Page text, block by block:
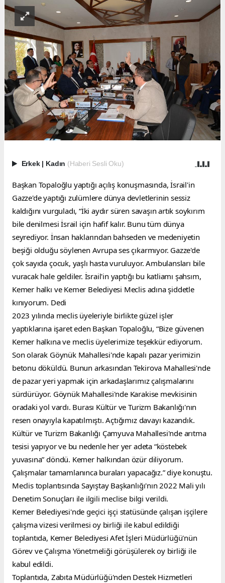
Erkek Kadın (Haberi Sesli Oku)
Başkan Topaloğlu yaptığı açılış konuşmasında, İsrail'in
Gazze'de yaptığı zulümlere dünya devletlerinin sessiz
kaldığını vurguladı, “İki aydır süren savaşın artık soykırım
bile denilmesi İsrail için hafif kalır. Bunu tüm dünya
seyrediyor. İnsan haklarından bahseden ve medeniyetin
beşiği olduğu söylenen Avrupa ses çıkarmıyor. Gazze'de
çok sayıda çocuk, yaşlı hasta vuruluyor. Ambulansları bile
vuracak hale geldiler. İsrail'in yaptığı bu katliamı şahsım,
Kemer halkı ve Kemer Belediyesi Meclis adına şiddetle
kınıyorum. Dedi
2023 yılında meclis üyeleriyle birlikte güzel işler
yaptıklarına işaret eden Başkan Topaloğlu, “Bize güvenen
Kemer halkına ve meclis üyelerimize teşekkür ediyorum.
Son olarak Göynük Mahallesi'nde kapalı pazar yerimizin
betonu döküldü. Bunun arkasından Tekirova Mahallesi'nde
de pazar yeri yapmak için arkadaşlarımız çalışmalarını
sürdürüyor. Göynük Mahallesi'nde Karakise mevkisinin
oradaki yol vardı. Burası Kültür ve Turizm Bakanlığı'nın
resen onayıyla kapatılmıştı. Açtığımız davayı kazandık.
Kültür ve Turizm Bakanlığı Çamyuva Mahallesi'nde arıtma
tesisi yapıyor ve bu nedenle her yer adeta “köstebek
yuvasına” döndü. Kemer halkından özür diliyorum.
Çalışmalar tamamlanınca buraları yapacağız.” diye konuştu.
Meclis toplantısında Sayıştay Başkanlığı'nın 2022 Mali yılı
Denetim Sonuçları ile ilgili meclise bilgi verildi.
Kemer Belediyesi'nde geçici işçi statüsünde çalışan işçilere
çalışma vizesi verilmesi oy birliği ile kabul edildiği
toplantıda, Kemer Belediyesi Afet İşleri Müdürlüğü'nün
Görev ve Çalışma Yönetmeliği görüşülerek oy birliği ile
kabul edildi.
Toplantıda, Zabıta Müdürlüğü'nden Destek Hizmetleri